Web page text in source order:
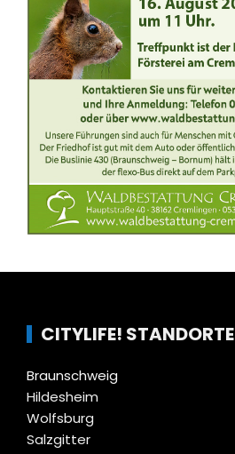
CITYLIFE! STANDORTE
Braunschweig
Hildesheim
Wolfsburg
Salzgitter